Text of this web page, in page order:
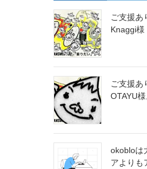
ご支援あ
Knaggi様
ご支援あ
OTA​YU様
okobloは
アよりも